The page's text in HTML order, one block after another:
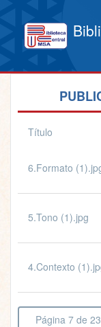
Título
6.Formato
5.Tono (1).jpg
4.Contexto
Página 7 de